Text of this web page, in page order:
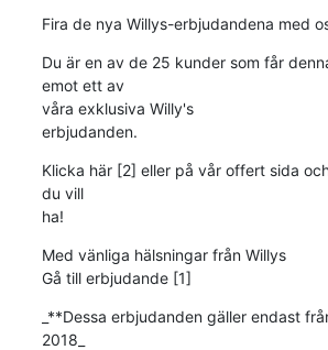
Fira de nya Willys-erbjudandena med
Du är en av de 25 kunder som får
emot ett av
våra exklusiva Willy's
erbjudanden.
Klicka här [2] eller på vår offert sida
du vill
ha!
Med vänliga hälsningar från Willys
Gå till erbjudande [1]
_**Dessa erbjudanden gäller endast
2018_